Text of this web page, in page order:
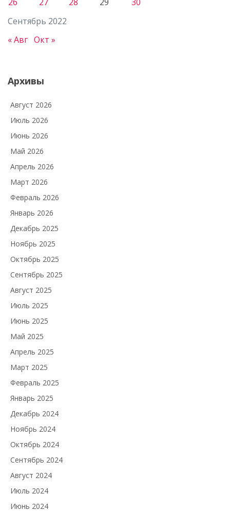
Сентябрь 2022
« Авг Окт »
Архивы
Август 2026
Июль 2026
Июнь 2026
Май 2026
Апрель 2026
Март 2026
Февраль 2026
Январь 2026
Декабрь 2025
Ноябрь 2025
Октябрь 2025
Сентябрь 2025
Август 2025
Июль 2025
Июнь 2025
Май 2025
Апрель 2025
Март 2025
Февраль 2025
Январь 2025
Декабрь 2024
Ноябрь 2024
Октябрь 2024
Сентябрь 2024
Август 2024
Июль 2024
Июнь 2024